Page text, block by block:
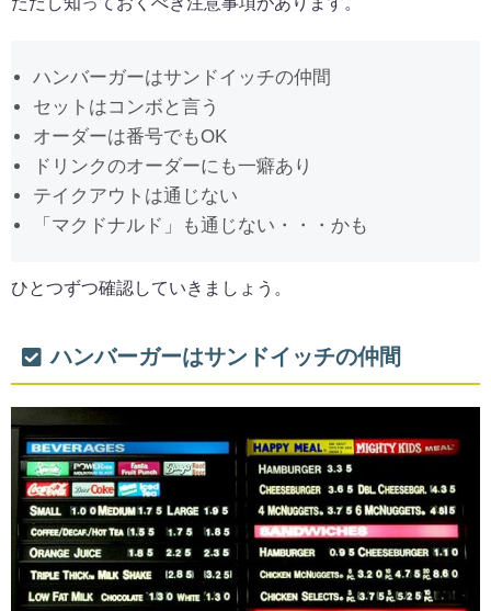
ハンバーガーはサンドイッチの仲間
セットはコンボと言う
オーダーは番号でもOK
ドリンクのオーダーにも一癖あり
テイクアウトは通じない
「マクドナルド」も通じない・・・かも
ひとつずつ確認していきましょう。
ハンバーガーはサンドイッチの仲間